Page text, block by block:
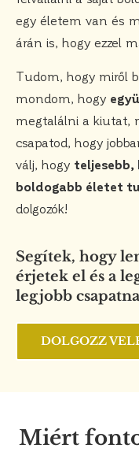
egy életem van és
árán is, hogy ezzel
Tudom, hogy miről
mondom, hogy
megtalálni a kiutat,
csapatod, hogy
válj, hogy teljesebb,
boldogabb életet
dolgozók!
Segítek, hogy
érjetek el és a
legjobb
DOLGOZZ
Miért